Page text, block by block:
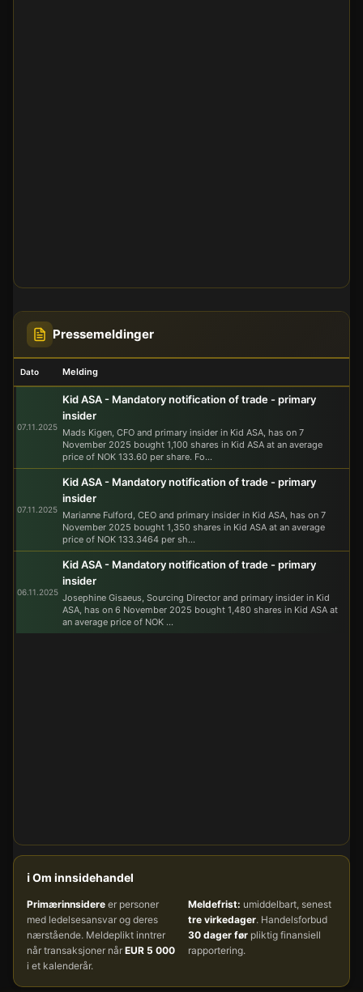
ℹ️ Om innsidehandel
Primærinnsidere er personer
med ledelsesansvar og deres
nærstående. Meldeplikt inntrer
når transaksjoner når EUR 5 000
i et kalenderår.
Meldefrist: umiddelbart, senest
tre virkedager. Handelsforbud
30 dager før pliktig finansiell
rapportering.
Pressemeldinger
Dato Melding
07.11.2025
Kid ASA - Mandatory notification of trade - primary
insider
Mads Kigen, CFO and primary insider in Kid ASA, has on 7
November 2025 bought 1,100 shares in Kid ASA at an average
price of NOK 133.60 per share. Fo...
07.11.2025
Kid ASA - Mandatory notification of trade - primary
insider
Marianne Fulford, CEO and primary insider in Kid ASA, has on 7
November 2025 bought 1,350 shares in Kid ASA at an average
price of NOK 133.3464 per sh...
06.11.2025
Kid ASA - Mandatory notification of trade - primary
insider
Josephine Gisaeus, Sourcing Director and primary insider in Kid
ASA, has on 6 November 2025 bought 1,480 shares in Kid ASA at
an average price of NOK ...